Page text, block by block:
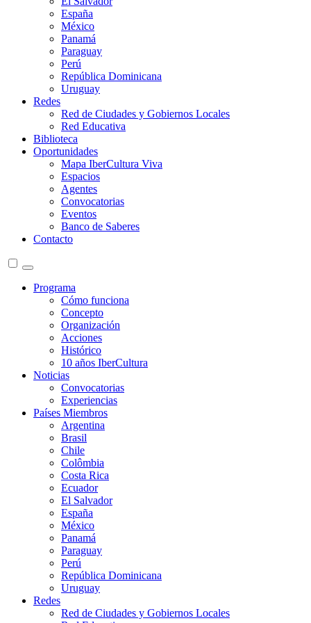
España
México
Panamá
Paraguay
Perú
República Dominicana
Uruguay
Redes
Red de Ciudades y Gobiernos Locales
Red Educativa
Biblioteca
Oportunidades
Mapa IberCultura Viva
Espacios
Agentes
Convocatorias
Eventos
Banco de Saberes
Contacto
Programa
Cómo funciona
Concepto
Organización
Acciones
Histórico
10 años IberCultura
Noticias
Convocatorias
Experiencias
Países Miembros
Argentina
Brasil
Chile
Colômbia
Costa Rica
Ecuador
El Salvador
España
México
Panamá
Paraguay
Perú
República Dominicana
Uruguay
Redes
Red de Ciudades y Gobiernos Locales